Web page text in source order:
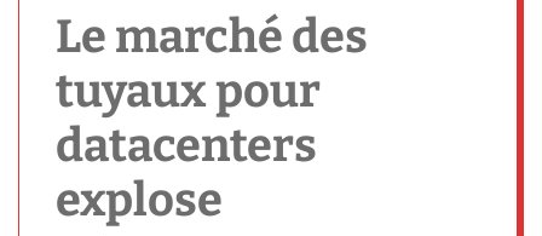
Le marché des
tuyaux pour
datacenters
explose